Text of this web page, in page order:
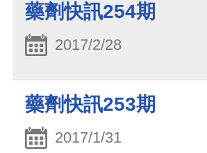
藥劑快訊254期
2017/2/28
藥劑快訊253期
2017/1/31